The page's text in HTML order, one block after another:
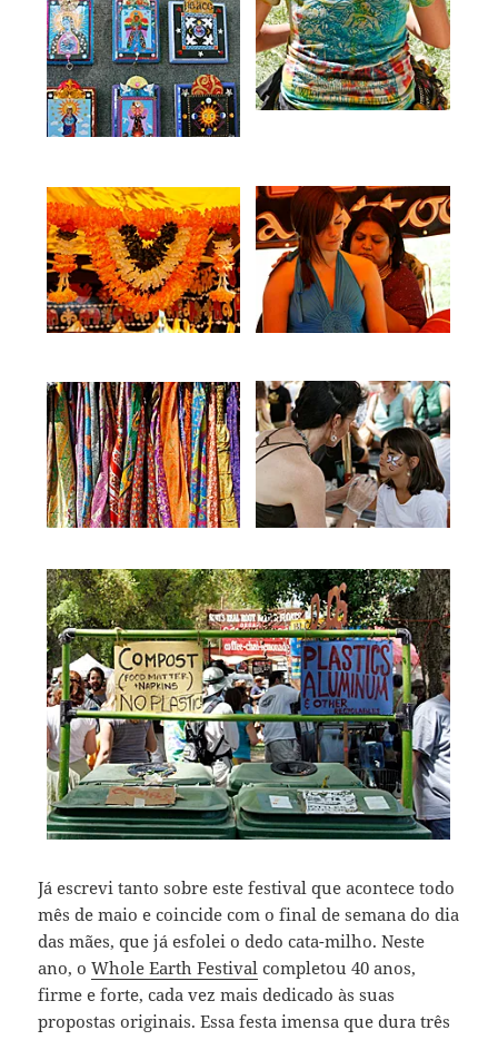
Já escrevi tanto sobre este festival que acontece todo
mês de maio e coincide com o final de semana do dia
das mães, que já esfolei o dedo cata-milho. Neste
ano, oWhole Earth Festival completou 40 anos,
firme e forte, cada vez mais dedicado às suas
propostas originais. Essa festa imensa que dura três